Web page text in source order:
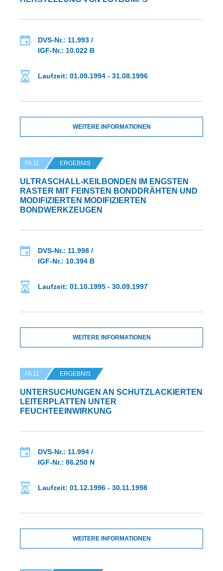
DVS-Nr.: 11.993 /
IGF-Nr.: 10.022 B
Laufzeit: 01.09.1994 - 31.08.1996
WEITERE INFORMATIONEN
FA 11 ERGEBNIS
ULTRASCHALL-KEILBONDEN IM ENGSTEN
RASTER MIT FEINSTEN BONDDRÄHTEN UND
MODIFIZIERTEN MODIFIZIERTEN
BONDWERKZEUGEN
DVS-Nr.: 11.998 /
IGF-Nr.: 10.394 B
Laufzeit: 01.10.1995 - 30.09.1997
WEITERE INFORMATIONEN
FA 11 ERGEBNIS
UNTERSUCHUNGEN AN SCHUTZLACKIERTEN
LEITERPLATTEN UNTER
FEUCHTEEINWIRKUNG
DVS-Nr.: 11.994 /
IGF-Nr.: 86.250 N
Laufzeit: 01.12.1996 - 30.11.1998
WEITERE INFORMATIONEN